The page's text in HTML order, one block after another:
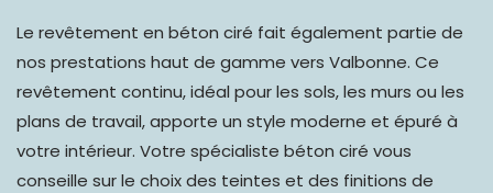
Le revêtement en béton ciré fait également partie de
nos prestations haut de gamme vers Valbonne. Ce
revêtement continu,idéal pour les sols,les murs ou les
plans de travail, apporte un style moderne et épuré à
votre intérieur. Votre spécialiste béton ciré vous
conseille sur le choix des teintes et des finitions de